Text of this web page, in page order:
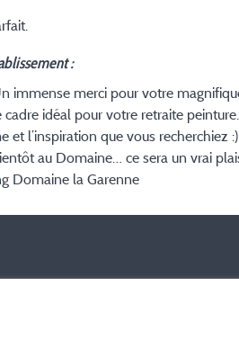
:
immense merci pour votre
idéal pour votre retraite
et l’inspiration que vous recherchiez
au Domaine… ce sera un vrai
Domaine la Garenne